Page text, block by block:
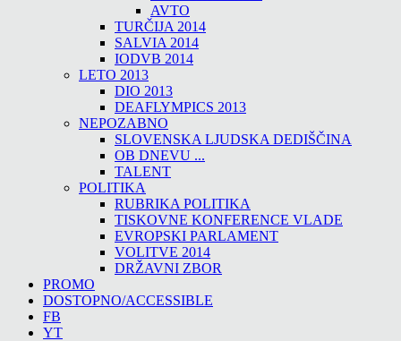
AVTO
TURČIJA 2014
SALVIA 2014
IODVB 2014
LETO 2013
DIO 2013
DEAFLYMPICS 2013
NEPOZABNO
SLOVENSKA LJUDSKA DEDIŠČINA
OB DNEVU ...
TALENT
POLITIKA
RUBRIKA POLITIKA
TISKOVNE KONFERENCE VLADE
EVROPSKI PARLAMENT
VOLITVE 2014
DRŽAVNI ZBOR
PROMO
DOSTOPNO/ACCESSIBLE
FB
YT